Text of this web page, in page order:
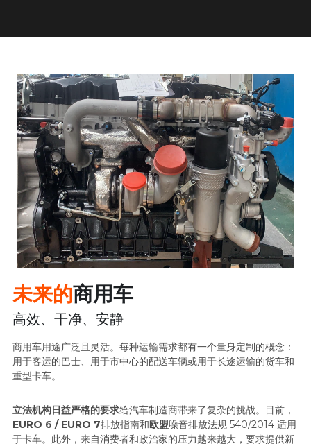
未来的商用车
高效、干净、安静
商用车用途广泛且灵活。每种运输需求都有一个量身定制的概念：
用于客运的巴士、用于市中心的配送车辆或用于长途运输的货车和
重型卡车。
立法机构日益严格的要求给汽车制造商带来了复杂的挑战。目前，
EURO 6 / EURO 7排放指南和欧盟噪音排放法规 540/2014 适用
于卡车。此外，来自消费者和政治家的压力越来越大，要求提供新